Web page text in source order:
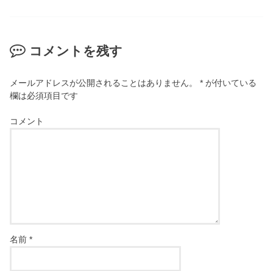
コメントを残す
メールアドレスが公開されることはありません。 * が付いている
欄は必須項目です
コメント
名前*